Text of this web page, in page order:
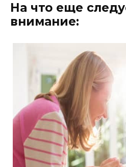
На что еще
внимание: